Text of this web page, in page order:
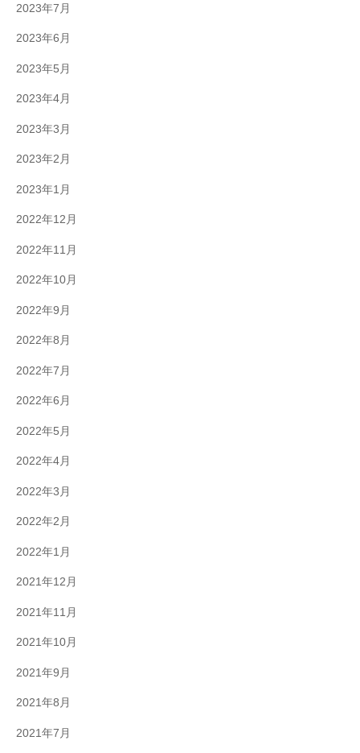
2023年7月
2023年6月
2023年5月
2023年4月
2023年3月
2023年2月
2023年1月
2022年12月
2022年11月
2022年10月
2022年9月
2022年8月
2022年7月
2022年6月
2022年5月
2022年4月
2022年3月
2022年2月
2022年1月
2021年12月
2021年11月
2021年10月
2021年9月
2021年8月
2021年7月